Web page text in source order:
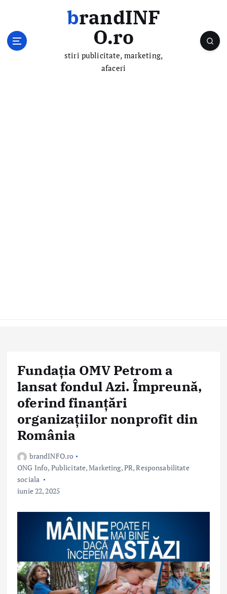
brandINF
O.ro
stiri publicitate, marketing,
afaceri
Fundația OMV Petrom a
lansat fondul Azi. Împreună,
oferind finanțări
organizațiilor nonprofit din
România
brandINFO.ro
ONG Info, Publicitate, Marketing, PR,Responsabilitate
sociala
iunie 22, 2025